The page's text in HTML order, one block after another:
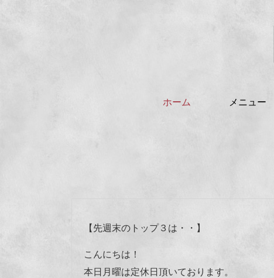
ホーム メニュー
【先週末のトップ３は・・】
こんにちは！
本日月曜は定休日頂いております。